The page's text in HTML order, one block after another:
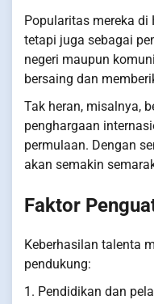
Popularitas mereka
tetapi juga sebagai
negeri maupun
bersaing dan
Tak heran, misalnya,
penghargaan
permulaan. Dengan
akan semakin
Faktor
Keberhasilan talenta
pendukung:
1. Pendidikan dan